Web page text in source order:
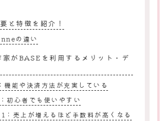
と特徴を紹介！
の違い
家がBASEを利用するメリット・デ
機能や決済方法が充実している
初心者でも使いやすい
：売上が増えるほど手数料が高くなる